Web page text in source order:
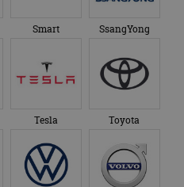
Smart SsangYong
Tesla Toyota